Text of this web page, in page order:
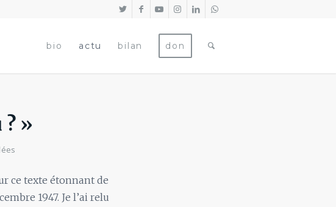
bio actu bilan don
»
ce texte étonnant de
1947. Je l’ai relu